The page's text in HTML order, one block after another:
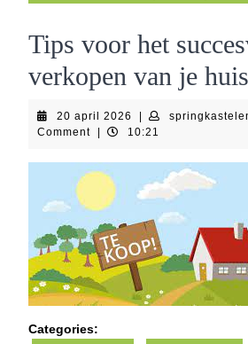
Tips voor het
verkopen van je huis
20 april 2026 20
april
Comment
10:21
Categories: